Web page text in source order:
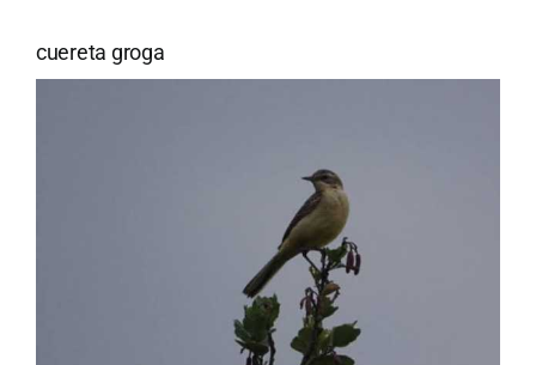
cuereta groga